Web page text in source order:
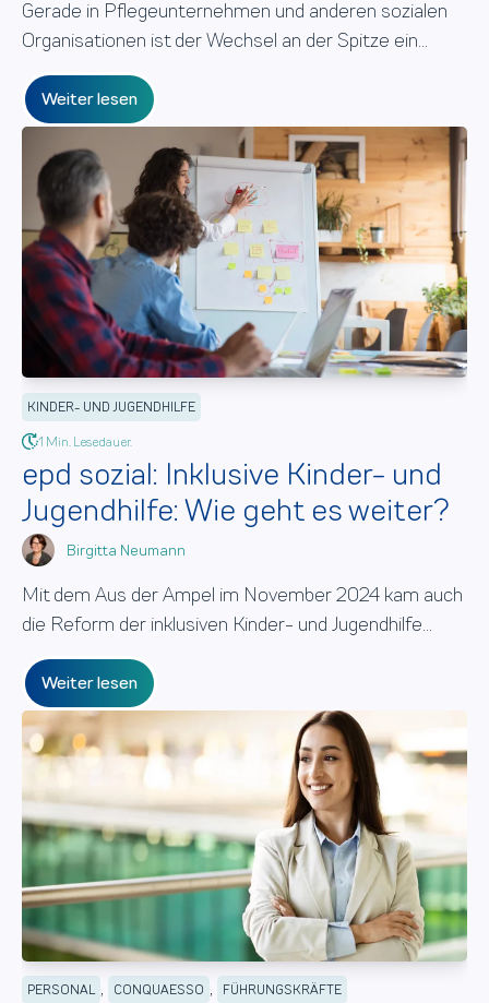
Gerade in Pflegeunternehmen und anderen sozialen
Organisationen ist der Wechsel an der Spitze ein...
Weiter lesen
KINDER- UND JUGENDHILFE
1 Min. Lesedauer.
epd sozial: Inklusive Kinder- und
Jugendhilfe: Wie geht es weiter?
Birgitta Neumann
Mit dem Aus der Ampel im November 2024 kam auch
die Reform der inklusiven Kinder- und Jugendhilfe...
Weiter lesen
PERSONAL , CONQUAESSO , FÜHRUNGSKRÄFTE